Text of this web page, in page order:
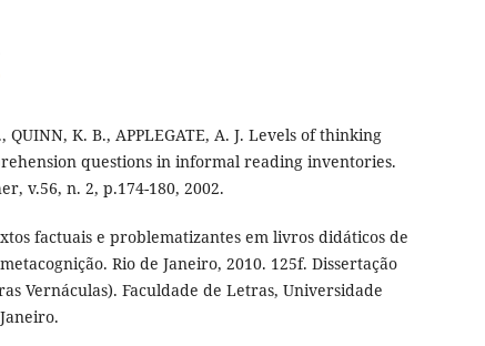
QUINN, K. B., APPLEGATE, A. J. Levels of thinking
questions in informal reading inventories.
v.56, n. 2, p.174-180, 2002.
factuais e problematizantes em livros didáticos de
Rio de Janeiro, 2010. 125f. Dissertação
Vernáculas). Faculdade de Letras, Universidade